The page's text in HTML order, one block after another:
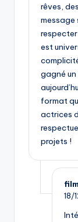
rêves,
message
est
gagné
format
actrices
projets !
18/